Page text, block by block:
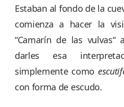
Estaban al fondo de la
comienza a hacer la
“Camarín de las
darles esa
simplemente como
con forma de escudo.